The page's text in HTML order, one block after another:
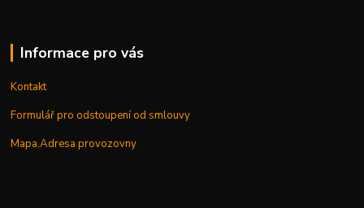
Informace pro vás
Kontakt
Formulář pro odstoupení od smlouvy
Mapa,Adresa provozovny